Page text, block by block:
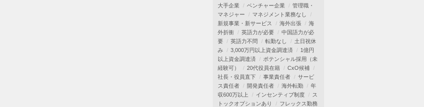
大手企業
ベンチャー企業
管理職・
マネジャー
マネジメント業務なし
新規事業・新サービス
海外出張
海
外折衝
英語力が必要
中国語力が必
要
英語力不問 転勤なし
土日祝休
み
3,000万円以上資金調達済
1億円
以上資金調達済
ポテンシャル採用（未
経験可）
20代役員在籍
CxO候補
社長・役員直下
事業責任者
サービ
ス責任者
開発責任者 海外転勤
年
収600万以上
インセンティブ制度
ス
トックオプションあり
フレックス勤務